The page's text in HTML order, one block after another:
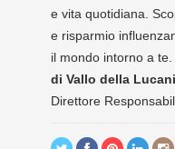
e vita quotidiana.
e risparmio
il mondo intorno a te.
di Vallo della
Direttore